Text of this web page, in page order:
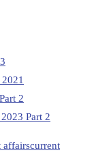
2
Part 2
affairscurrent